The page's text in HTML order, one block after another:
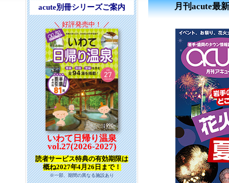
acute別冊シリーズご案内
＼ 好評発売中！ ／
いわて日帰り温泉
vol.27(2026-2027)
読者サービス特典の有効期限は
概ね2027年4月26日まで！
※一部、期間の異なる施設あり
月刊acute最